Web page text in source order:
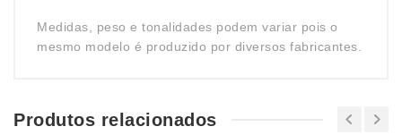
Medidas, peso e tonalidades podem variar pois o
mesmo modelo é produzido por diversos fabricantes.
Produtos relacionados